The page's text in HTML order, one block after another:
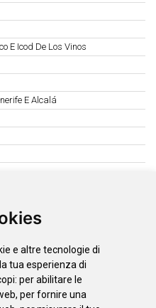
e altre tecnologie di
tua esperienza di
per abilitare le
, per fornire una
E Icod De Los Vinos
E Alcalá